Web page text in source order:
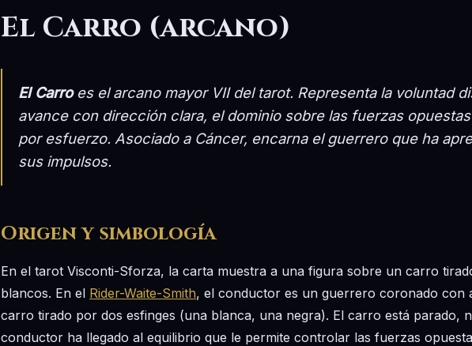
El Carro (arcano)
El Carroes el arcano mayor VII del tarot. Representa la voluntad
avance con dirección clara, el dominio sobre las fuerzas
por esfuerzo. Asociado a Cáncer, encarna el guerrero que ha
sus impulsos.
Origen y simbología
En el tarot Visconti-Sforza, la carta muestra a una figura sobre un carro
blancos. En el Rider-Waite-Smith, el conductor es un guerrero coronado con
carro tirado por dos esfinges (una blanca, una negra). El carro está parado,
conductor ha llegado al equilibrio que le permite controlar las fuerzas